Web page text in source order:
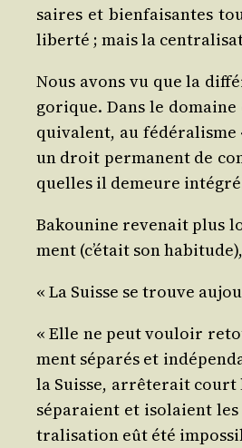
saires et bien­fai­santes
liber­té ; mais la
Nous avons vu que la
go­rique. Dans le
qui­valent, au fédé­ra­lisme
un droit per­ma­nent de
quelles il demeure
Bakou­nine reve­nait plus
ment (c’é­tait son
« La Suisse se trouve
« Elle ne peut vou­loir
ment sépa­rés et
la Suisse, arrê­te­rait court
sépa­raient et iso­laient
tra­li­sa­tion eût été